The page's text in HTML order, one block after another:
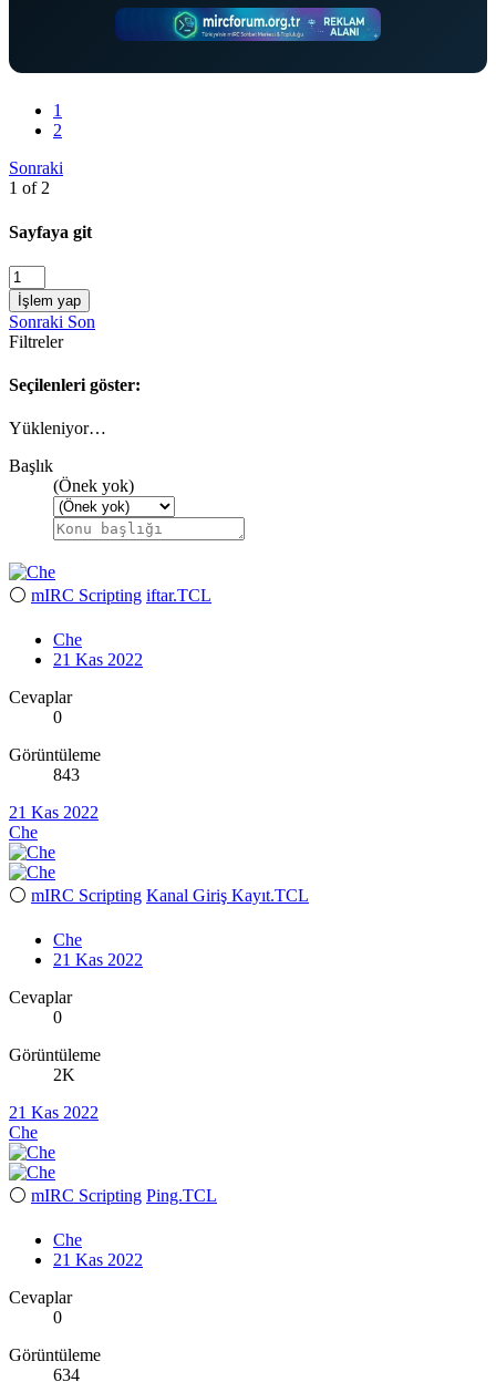
1
2
Sonraki
1 of 2
Sayfaya git
İşlem yap
Sonraki Son
Filtreler
Seçilenleri göster:
Yükleniyor…
Başlık
(Önek yok)
⚪ mIRC Scripting iftar.TCL
Che
21 Kas 2022
Cevaplar
0
Görüntüleme
843
21 Kas 2022
Che
⚪ mIRC Scripting Kanal Giriş Kayıt.TCL
Che
21 Kas 2022
Cevaplar
0
Görüntüleme
2K
21 Kas 2022
Che
⚪ mIRC Scripting Ping.TCL
Che
21 Kas 2022
Cevaplar
0
Görüntüleme
634